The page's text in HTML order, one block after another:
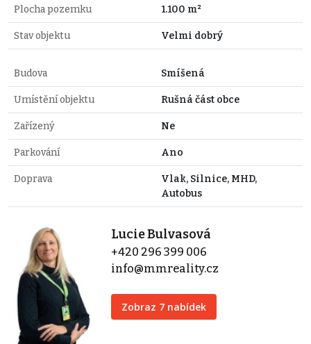
Plocha pozemku 1.100 m²
Stav objektu Velmi dobrý
Budova Smíšená
Umístění objektu Rušná část obce
Zařízený Ne
Parkování Ano
Doprava
Vlak, Silnice, MHD,
Autobus
Lucie Bulvasová
+420 296 399 006
info@mmreality.cz
Zobraz 7 nabídek